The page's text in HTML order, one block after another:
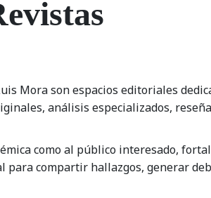
Mora son espacios editoriales
análisis especializados,
como al público interesado,
compartir hallazgos, generar